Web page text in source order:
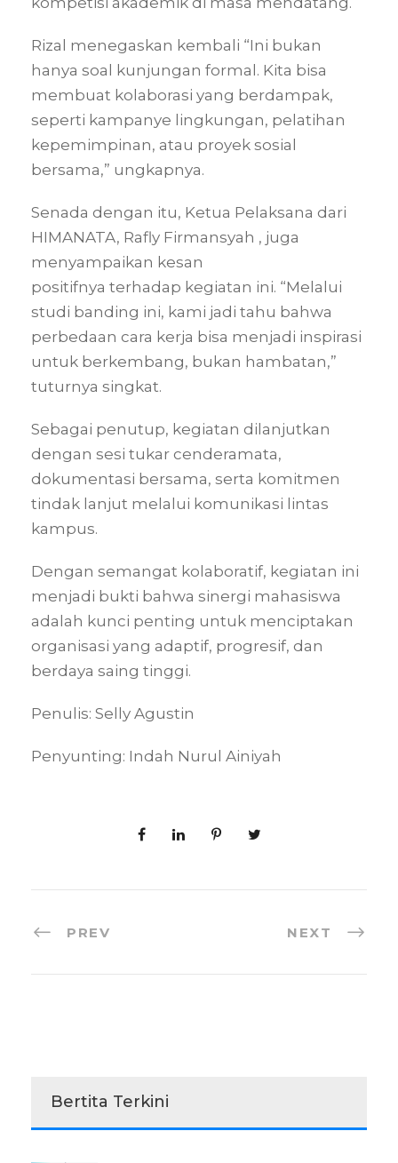
Rizal menegaskan kembali “Ini bukan
hanya soal kunjungan formal. Kita bisa
membuat kolaborasi yang berdampak,
seperti kampanye lingkungan, pelatihan
kepemimpinan, atau proyek sosial
bersama,” ungkapnya.
Senada dengan itu, Ketua Pelaksana dari
HIMANATA, Rafly Firmansyah , juga
menyampaikan kesan
positifnya terhadap kegiatan ini. “Melalui
studi banding ini, kami jadi tahu bahwa
perbedaan cara kerja bisa menjadi inspirasi
untuk berkembang, bukan hambatan,”
tuturnya singkat.
Sebagai penutup, kegiatan dilanjutkan
dengan sesi tukar cenderamata,
dokumentasi bersama, serta komitmen
tindak lanjut melalui komunikasi lintas
kampus.
Dengan semangat kolaboratif, kegiatan ini
menjadi bukti bahwa sinergi mahasiswa
adalah kunci penting untuk menciptakan
organisasi yang adaptif, progresif, dan
berdaya saing tinggi.
Penulis: Selly Agustin
Penyunting: Indah Nurul Ainiyah
PREV NEXT
Bertita Terkini